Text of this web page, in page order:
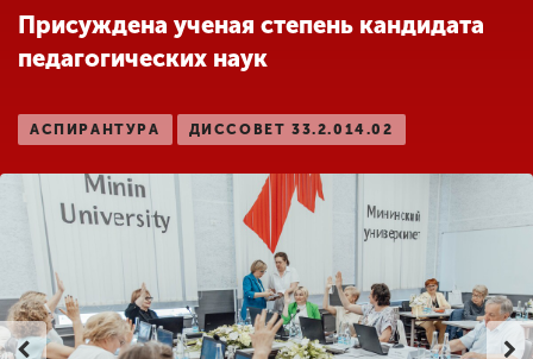
Международная
деятельность
Другие виды
деятельности
Студенческая жизнь
Сведения об
образовательной
Присуждена ученая степень кандидата
педагогических наук
АСПИРАНТУРА ДИССОВЕТ 33.2.014.02